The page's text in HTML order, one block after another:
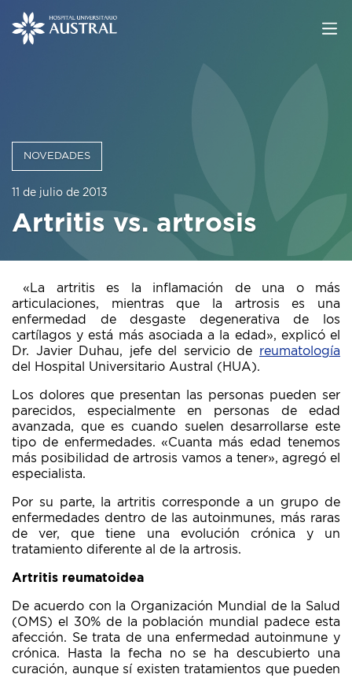
NOVEDADES
11 de julio de 2013
Artritis vs. artrosis
«La artritis es la inflamación de una o más
articulaciones, mientras que la artrosis es una
enfermedad de desgaste degenerativa de los
cartílagos y está más asociada a la edad», explicó el
Dr. Javier Duhau, jefe del servicio de reumatología
del Hospital Universitario Austral (HUA).
Los dolores que presentan las personas pueden ser
parecidos, especialmente en personas de edad
avanzada, que es cuando suelen desarrollarse este
tipo de enfermedades. «Cuanta más edad tenemos
más posibilidad de artrosis vamos a tener», agregó el
especialista.
Por su parte, la artritis corresponde a un grupo de
enfermedades dentro de las autoinmunes, más raras
de ver, que tiene una evolución crónica y un
tratamiento diferente al de la artrosis.
Artritis reumatoidea
De acuerdo con la Organización Mundial de la Salud
(OMS) el 30% de la población mundial padece esta
afección. Se trata de una enfermedad autoinmune y
crónica. Hasta la fecha no se ha descubierto una
curación, aunque sí existen tratamientos que pueden